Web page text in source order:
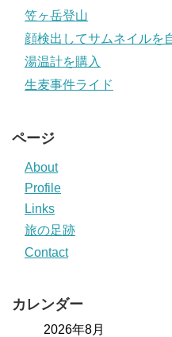
笠ヶ岳登山
顔検出してサムネイルを
湯温計を購入
生麦事件ライド
ページ
About
Profile
Links
旅の足跡
Contact
カレンダー
2026年8月